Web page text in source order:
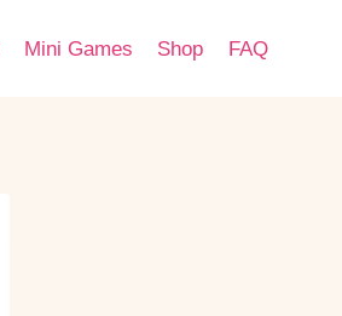
Mini Games Shop FAQ